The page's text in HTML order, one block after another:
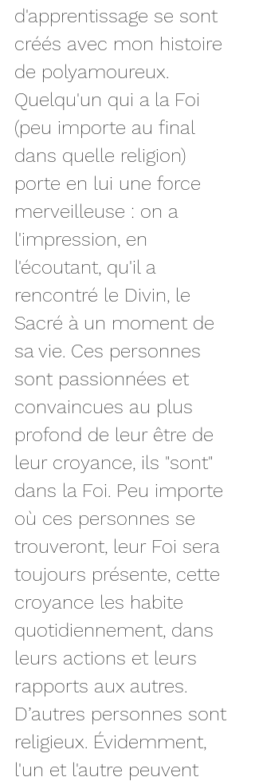
d'apprentissage se sont
créés avec mon histoire
de polyamoureux.
Quelqu'un qui a la Foi
(peu importe au final
dans quelle religion)
porte en lui une force
merveilleuse : on a
l'impression, en
l'écoutant, qu'il a
rencontré le Divin, le
Sacré à un moment de
sa vie. Ces personnes
sont passionnées et
convaincues au plus
profond de leur être de
leur croyance, ils "sont"
dans la Foi. Peu importe
où ces personnes se
trouveront, leur Foi sera
toujours présente, cette
croyance les habite
quotidiennement, dans
leurs actions et leurs
rapports aux autres.
D’autres personnes sont
religieux. Évidemment,
l'un et l'autre peuvent